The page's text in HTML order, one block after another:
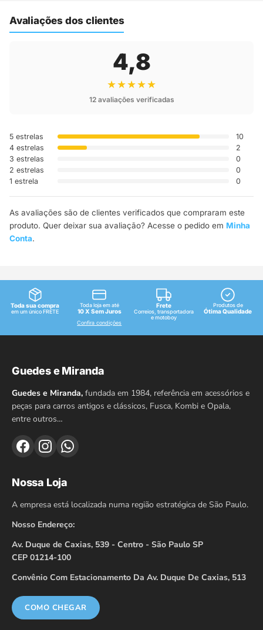
Avaliações dos clientes
4,8
★★★★★
12 avaliações verificadas
5 estrelas
10
4 estrelas
2
3 estrelas
0
2 estrelas
0
1 estrela
0
As avaliações são de clientes verificados que compraram este
produto. Quer deixar sua avaliação? Acesse o pedido em Minha
Conta.
Toda sua compra
em um único FRETE
Toda loja em até
10 X Sem Juros
Confira condições
Frete
Correios, transportadora
e motoboy
Produtos de
Ótima Qualidade
Guedes e Miranda
Guedes e Miranda, fundada em 1984, referência em acessórios e
peças para carros antigos e clássicos, Fusca, Kombi e Opala,
entre outros…
Nossa Loja
A empresa está localizada numa região estratégica de São Paulo.
Nosso Endereço:
Av. Duque de Caxias, 539 - Centro - São Paulo SP
CEP 01214-100
Convênio Com Estacionamento Da Av. Duque De Caxias, 513
COMO CHEGAR